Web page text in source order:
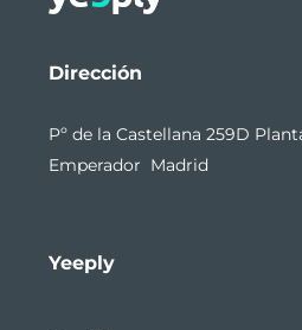
Dirección
Pº de la Castellana 259D
Emperador Madrid
Yeeply